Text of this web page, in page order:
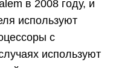
в 2008 году, и
используют
с
используют